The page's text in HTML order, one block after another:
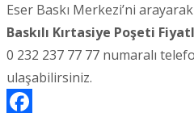
Eser Baskı Merkezi’ni
Baskılı Kırtasiye Poşeti
0 232 237 77 77 numaralı
ulaşabilirsiniz.